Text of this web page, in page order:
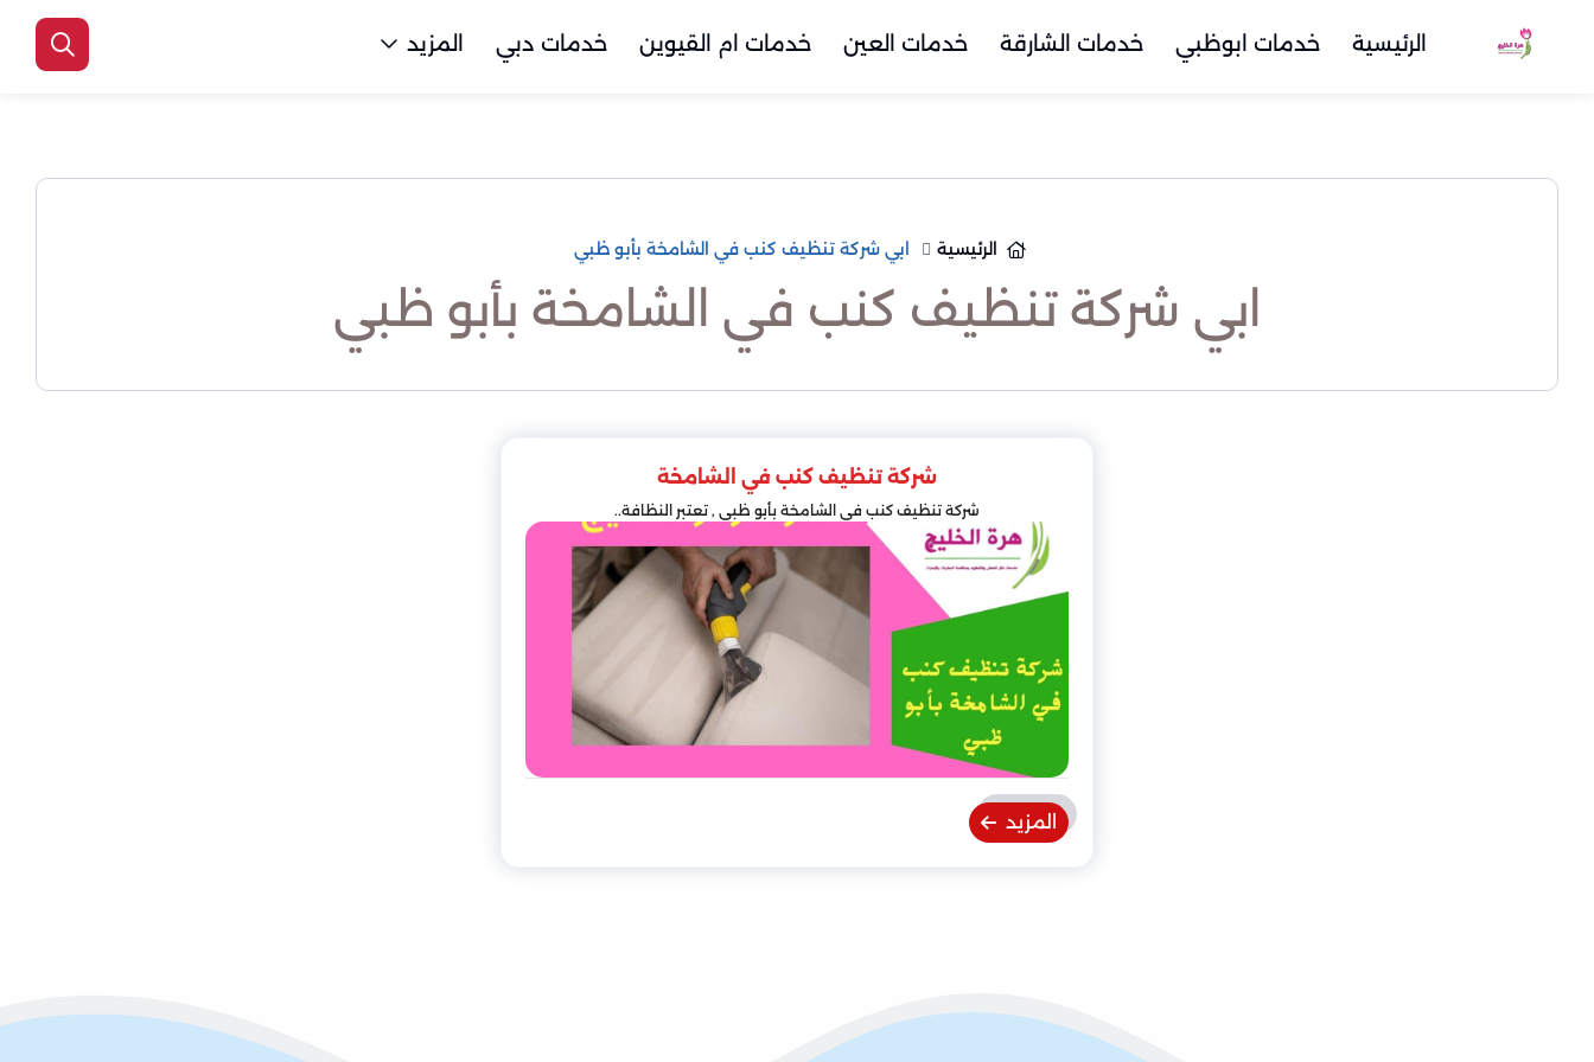
الرئيسية خدمات ابوظبي خدمات الشارقة خدمات العين خدمات ام القيوين خدمات دبي المزيد
الرئيسية ابي شركة تنظيف كنب في الشامخة بأبو ظبي
ابي شركة تنظيف كنب في الشامخة بأبو ظبي
شركة تنظيف كنب في الشامخة
شركة تنظيف كنب في الشامخة بأبو ظبي , تعتبر النظافة..
المزيد